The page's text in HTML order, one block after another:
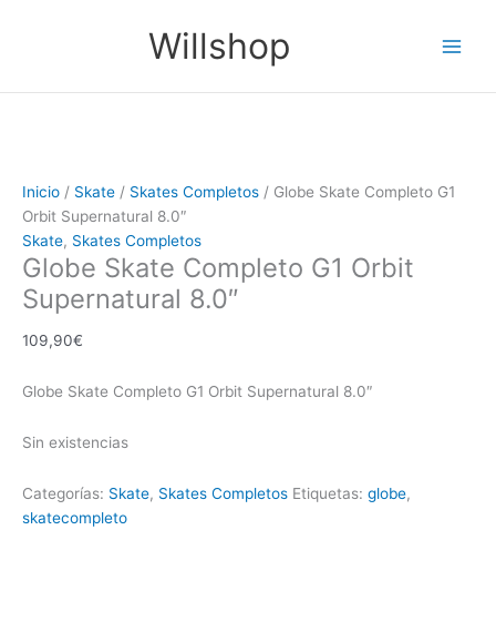
Willshop
Inicio / Skate / Skates Completos / Globe Skate Completo G1
Orbit Supernatural 8.0″
Skate, Skates Completos
Globe Skate Completo G1 Orbit
Supernatural 8.0″
109,90€
Globe Skate Completo G1 Orbit Supernatural 8.0″
Sin existencias
Categorías: Skate, Skates Completos Etiquetas: globe,
skatecompleto